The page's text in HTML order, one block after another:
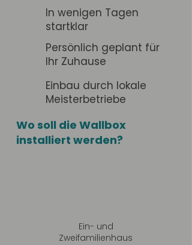
In wenigen Tagen
startklar
Persönlich geplant für
Ihr Zuhause
Einbau durch lokale
Meisterbetriebe
Wo soll die Wallbox
installiert werden?
Ein- und
Zweifamilienhaus